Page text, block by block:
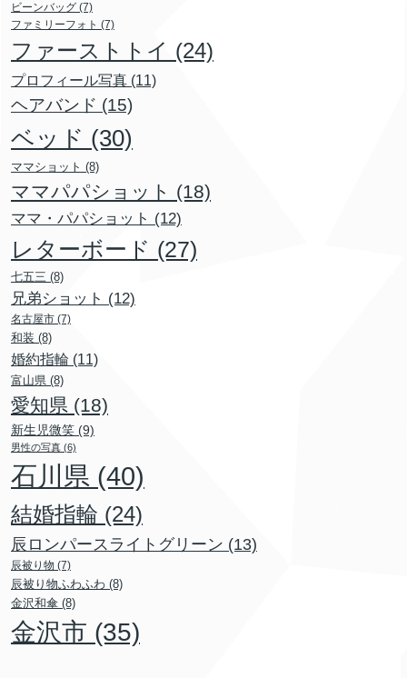
ビーンバッグ (7)
ファミリーフォト (7)
ファーストトイ (24)
プロフィール写真 (11)
ヘアバンド (15)
ベッド (30)
ママショット (8)
ママパパショット (18)
ママ・パパショット (12)
レターボード (27)
七五三 (8)
兄弟ショット (12)
名古屋市 (7)
和装 (8)
婚約指輪 (11)
富山県 (8)
愛知県 (18)
新生児微笑 (9)
男性の写真 (6)
石川県 (40)
結婚指輪 (24)
辰ロンパースライトグリーン (13)
辰被り物 (7)
辰被り物ふわふわ (8)
金沢和傘 (8)
金沢市 (35)